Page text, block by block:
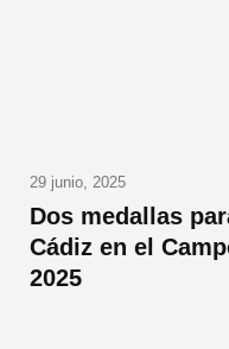
29 junio, 2025
Dos medallas
Cádiz en el
2025